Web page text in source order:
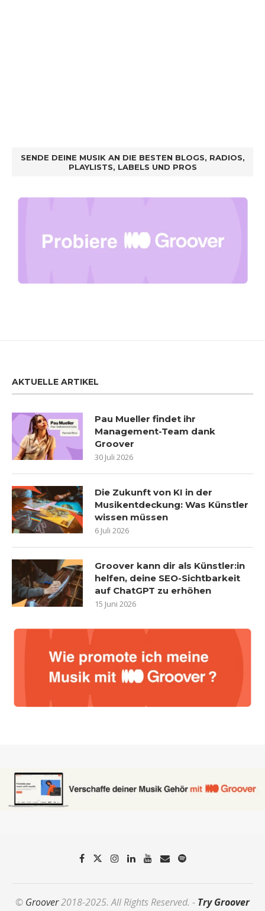
SENDE DEINE MUSIK AN DIE BESTEN BLOGS, RADIOS,
PLAYLISTS, LABELS UND PROS
AKTUELLE ARTIKEL
Pau Mueller findet ihr
Management-Team dank
Groover
30 Juli 2026
Die Zukunft von KI in der
Musikentdeckung: Was Künstler
wissen müssen
6 Juli 2026
Groover kann dir als Künstler:in
helfen, deine SEO-Sichtbarkeit
auf ChatGPT zu erhöhen
15 Juni 2026
© Groover2018-2025. All Rights Reserved. - Try Groover